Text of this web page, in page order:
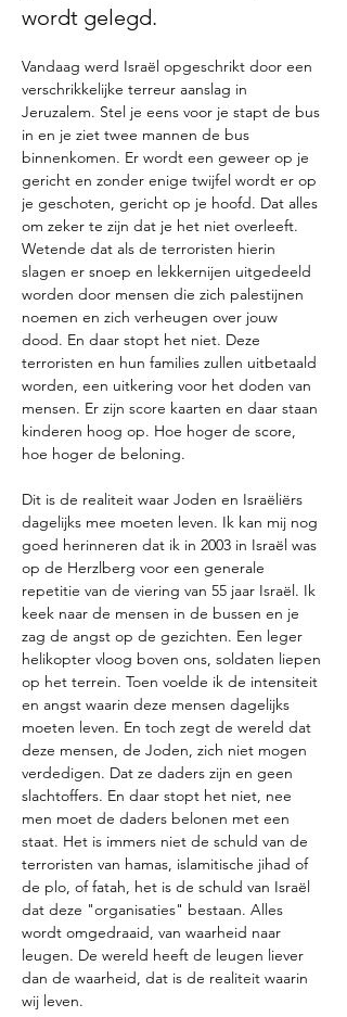
wordt gelegd.
Vandaag werd Israël opgeschrikt door een
verschrikkelijke terreur aanslag in
Jeruzalem. Stel je eens voor je stapt de bus
in en je ziet twee mannen de bus
binnenkomen. Er wordt een geweer op je
gericht en zonder enige twijfel wordt er op
je geschoten, gericht op je hoofd. Dat alles
om zeker te zijn dat je het niet overleeft.
Wetende dat als de terroristen hierin
slagen er snoep en lekkernijen uitgedeeld
worden door mensen die zich palestijnen
noemen en zich verheugen over jouw
dood. En daar stopt het niet. Deze
terroristen en hun families zullen uitbetaald
worden, een uitkering voor het doden van
mensen. Er zijn score kaarten en daar staan
kinderen hoog op. Hoe hoger de score,
hoe hoger de beloning.
Dit is de realiteit waar Joden en Israëliërs
dagelijks mee moeten leven. Ik kan mij nog
goed herinneren dat ik in 2003 in Israël was
op de Herzlberg voor een generale
repetitie van de viering van 55 jaar Israël. Ik
keek naar de mensen in de bussen en je
zag de angst op de gezichten. Een leger
helikopter vloog boven ons, soldaten liepen
op het terrein. Toen voelde ik de intensiteit
en angst waarin deze mensen dagelijks
moeten leven. En toch zegt de wereld dat
deze mensen, de Joden, zich niet mogen
verdedigen. Dat ze daders zijn en geen
slachtoffers. En daar stopt het niet, nee
men moet de daders belonen met een
staat. Het is immers niet de schuld van de
terroristen van hamas, islamitische jihad of
de plo, of fatah, het is de schuld van Israël
dat deze "organisaties" bestaan. Alles
wordt omgedraaid, van waarheid naar
leugen. De wereld heeft de leugen liever
dan de waarheid, dat is de realiteit waarin
wij leven.